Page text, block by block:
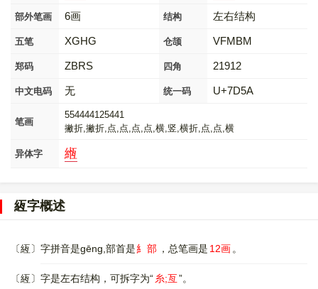
部外笔画 6画 结构 左右结构
五笔 XGHG 仓颉 VFMBM
郑码 ZBRS 四角 21912
中文电码 无 统一码 U+7D5A
笔画
554444125441
撇折,撇折,点,点,点,点,横,竖,横折,点,点,横
异体字 緪
絚字概述
〔絚〕字拼音是gēng,部首是糹部 ，总笔画是 12画 。
〔絚〕字是左右结构，可拆字为“糸;亙”。